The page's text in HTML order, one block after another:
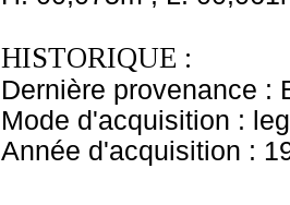
HISTORIQUE :
Dernière provenance :
Mode d'acquisition :
Année d'acquisition :